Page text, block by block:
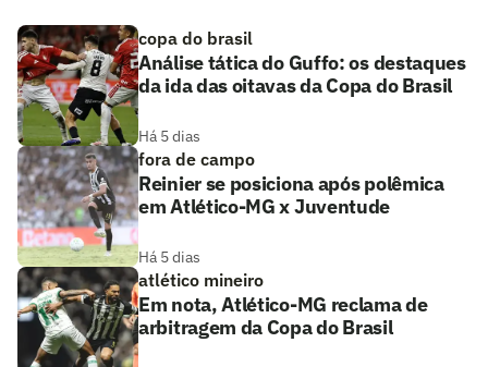
copa do brasil
Análise tática do Guffo: os destaques
da ida das oitavas da Copa do Brasil
Há 5 dias
fora de campo
Reinier se posiciona após polêmica
em Atlético-MG x Juventude
Há 5 dias
atlético mineiro
Em nota, Atlético-MG reclama de
arbitragem da Copa do Brasil